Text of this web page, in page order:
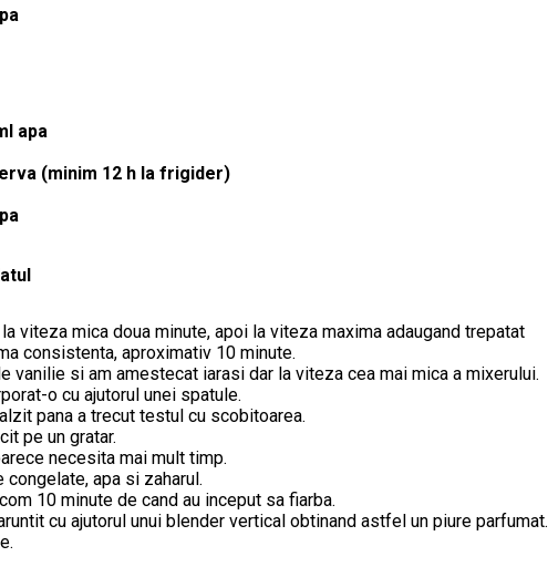
apa
(minim 12 h la frigider)
viteza mica doua minute, apoi la viteza maxima adaugand trepatat
consistenta, aproximativ 10 minute.
vanilie si am amestecat iarasi dar la viteza cea mai mica a mixerului.
o cu ajutorul unei spatule.
pana a trecut testul cu scobitoarea.
pe un gratar.
necesita mai mult timp.
apa si zaharul.
10 minute de cand au inceput sa fiarba.
cu ajutorul unui blender vertical obtinand astfel un piure parfumat.